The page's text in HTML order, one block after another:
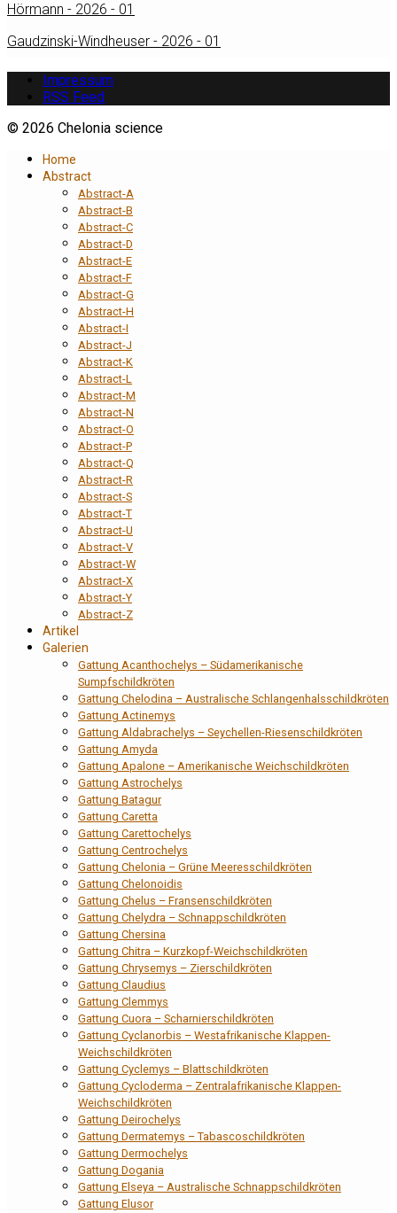
Hörmann - 2026 - 01
Gaudzinski-Windheuser - 2026 - 01
Impressum
RSS Feed
© 2026 Chelonia science
Home
Abstract
Abstract-A
Abstract-B
Abstract-C
Abstract-D
Abstract-E
Abstract-F
Abstract-G
Abstract-H
Abstract-I
Abstract-J
Abstract-K
Abstract-L
Abstract-M
Abstract-N
Abstract-O
Abstract-P
Abstract-Q
Abstract-R
Abstract-S
Abstract-T
Abstract-U
Abstract-V
Abstract-W
Abstract-X
Abstract-Y
Abstract-Z
Artikel
Galerien
Gattung Acanthochelys – Südamerikanische
Sumpfschildkröten
Gattung Chelodina – Australische Schlangenhalsschildkröten
Gattung Actinemys
Gattung Aldabrachelys – Seychellen-Riesenschildkröten
Gattung Amyda
Gattung Apalone – Amerikanische Weichschildkröten
Gattung Astrochelys
Gattung Batagur
Gattung Caretta
Gattung Carettochelys
Gattung Centrochelys
Gattung Chelonia – Grüne Meeresschildkröten
Gattung Chelonoidis
Gattung Chelus – Fransenschildkröten
Gattung Chelydra – Schnappschildkröten
Gattung Chersina
Gattung Chitra – Kurzkopf-Weichschildkröten
Gattung Chrysemys – Zierschildkröten
Gattung Claudius
Gattung Clemmys
Gattung Cuora – Scharnierschildkröten
Gattung Cyclanorbis – Westafrikanische Klappen-
Weichschildkröten
Gattung Cyclemys – Blattschildkröten
Gattung Cycloderma – Zentralafrikanische Klappen-
Weichschildkröten
Gattung Deirochelys
Gattung Dermatemys – Tabascoschildkröten
Gattung Dermochelys
Gattung Dogania
Gattung Elseya – Australische Schnappschildkröten
Gattung Elusor